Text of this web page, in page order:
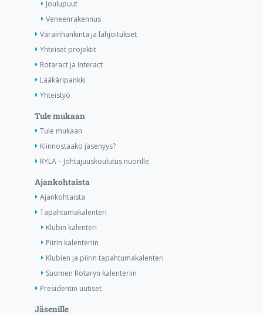
Joulupuut
Veneenrakennus
Varainhankinta ja lahjoitukset
Yhteiset projektit
Rotaract ja Interact
Lääkäripankki
Yhteistyö
Tule mukaan
Tule mukaan
Kiinnostaako jäsenyys?
RYLA – Johtajuuskoulutus nuorille
Ajankohtaista
Ajankohtaista
Tapahtumakalenteri
Klubin kalenteri
Piirin kalenteriin
Klubien ja piirin tapahtumakalenteri
Suomen Rotaryn kalenteriin
Presidentin uutiset
Jäsenille